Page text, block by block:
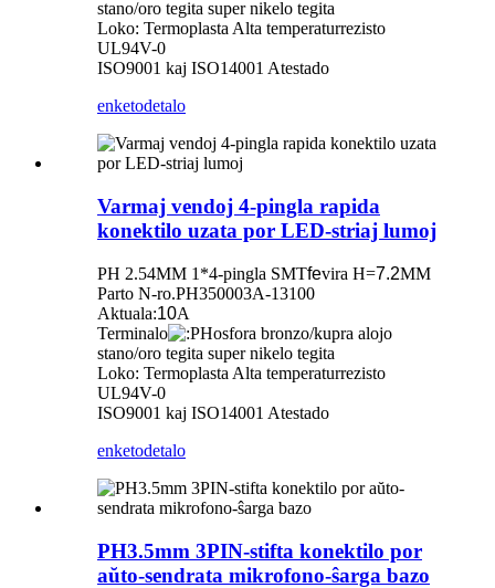
stano/oro tegita super nikelo tegita
Loko: Termoplasta Alta temperaturrezisto
UL94V-0
ISO9001 kaj ISO14001 Atestado
enketodetalo
Varmaj vendoj 4-pingla rapida
konektilo uzata por LED-striaj lumoj
PH 2.54MM 1*4-pingla SMTfevira H=7.2MM
Parto N-ro.PH350003A-13100
Aktuala:10A
Terminalo
Hosfora bronzo/kupra alojo
stano/oro tegita super nikelo tegita
Loko: Termoplasta Alta temperaturrezisto
UL94V-0
ISO9001 kaj ISO14001 Atestado
enketodetalo
PH3.5mm 3PIN-stifta konektilo por
aŭto-sendrata mikrofono-ŝarga bazo